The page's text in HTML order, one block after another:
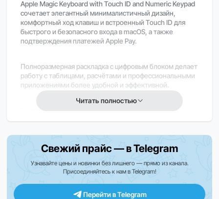
Apple Magic Keyboard with Touch ID and Numeric Keypad
сочетает элегантный минималистичный дизайн,
комфортный ход клавиш и встроенный Touch ID для
быстрого и безопасного входа в macOS, а также
подтверждения платежей Apple Pay.
Полноразмерная раскладка с цифровым блоком делает
работу с таблицами, расчётами и профессиональными
приложениями более удобной и эффективной.
обеспечивает свободу рабочего пространства без
быстрой зарядкой через USB-C.
Клавиатура мгновенно интегрируется с Mac и
обеспечивает стабильное соединение без
дополнительных настроек.
Читать полностью
Свежий прайс — в Telegram
Узнавайте цены и новинки без лишнего — прямо из канала.
Присоединяйтесь к нам в Telegram!
Перейти в Telegram